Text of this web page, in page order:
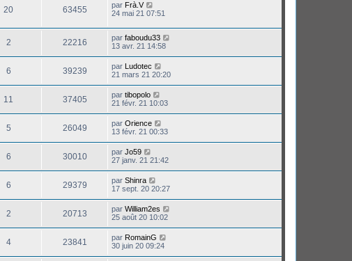
20 63455 par Frà.V
24 mai 21 07:51
2 22216 par faboudu33
13 avr. 21 14:58
6 39239 par Ludotec
21 mars 21 20:20
11 37405 par tibopolo
21 févr. 21 10:03
5 26049 par Orience
13 févr. 21 00:33
6 30010 par Jo59
27 janv. 21 21:42
6 29379 par Shinra
17 sept. 20 20:27
2 20713 par William2es
25 août 20 10:02
4 23841 par RomainG
30 juin 20 09:24